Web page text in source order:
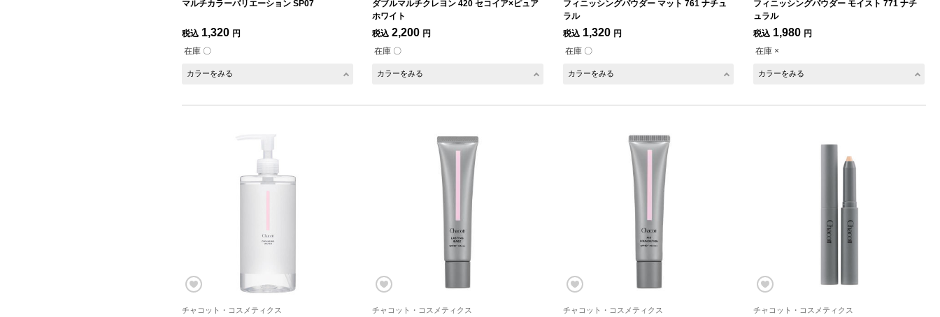
マルチカラーバリエーション SP07
税込 1,320 円
在庫 〇
カラーをみる
ダブルマルチクレヨン 420 セコイア×ピュア
ホワイト
税込 2,200 円
在庫 〇
カラーをみる
フィニッシングパウダー マット 761 ナチュ
ラル
税込 1,320 円
在庫 〇
カラーをみる
フィニッシングパウダー モイスト 771 ナチ
ュラル
税込 1,980 円
在庫 ×
カラーをみる
チャコット・コスメティクス チャコット・コスメティクス チャコット・コスメティクス チャコット・コスメティクス